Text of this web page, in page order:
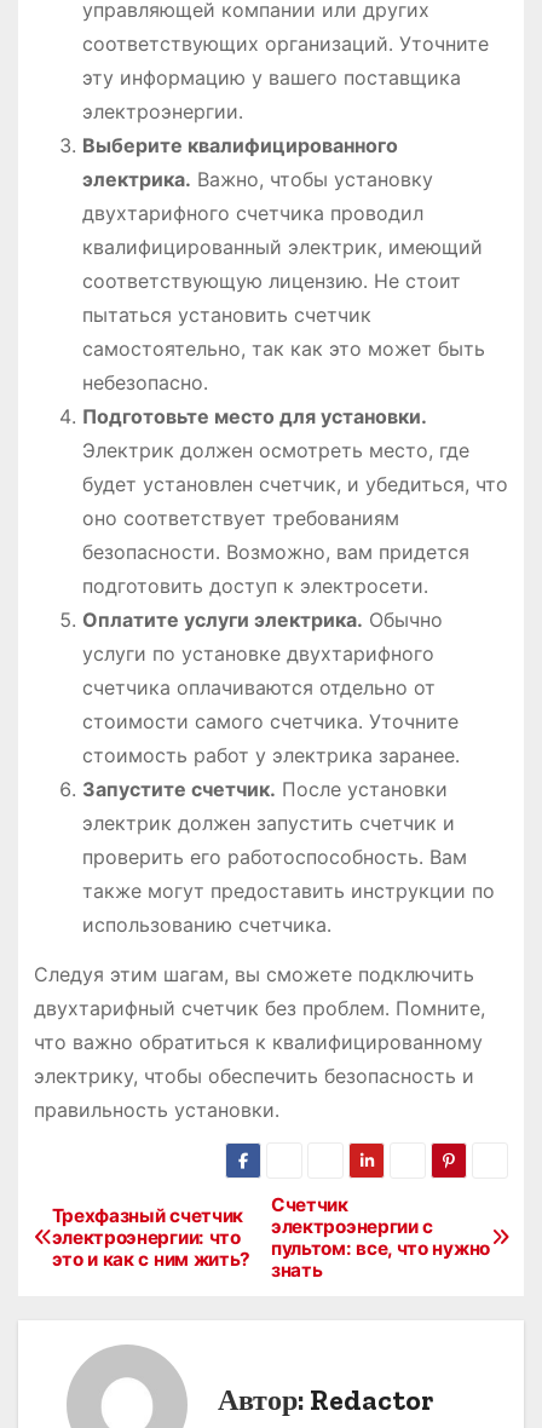
управляющей компании или других
соответствующих организаций․ Уточните
эту информацию у вашего поставщика
электроэнергии․
Выберите квалифицированного
электрика․ Важно, чтобы установку
двухтарифного счетчика проводил
квалифицированный электрик, имеющий
соответствующую лицензию․ Не стоит
пытаться установить счетчик
самостоятельно, так как это может быть
небезопасно․
Подготовьте место для установки․
Электрик должен осмотреть место, где
будет установлен счетчик, и убедиться, что
оно соответствует требованиям
безопасности․ Возможно, вам придется
подготовить доступ к электросети․
Оплатите услуги электрика․ Обычно
услуги по установке двухтарифного
счетчика оплачиваются отдельно от
стоимости самого счетчика․ Уточните
стоимость работ у электрика заранее․
Запустите счетчик․ После установки
электрик должен запустить счетчик и
проверить его работоспособность․ Вам
также могут предоставить инструкции по
использованию счетчика․
Следуя этим шагам, вы сможете подключить
двухтарифный счетчик без проблем․ Помните,
что важно обратиться к квалифицированному
электрику, чтобы обеспечить безопасность и
правильность установки․
Н
Счетчик
электроэнергии с
пультом: все, что нужно
знать
Трехфазный счетчик
электроэнергии: что
это и как с ним жить?
Автор: Redactor